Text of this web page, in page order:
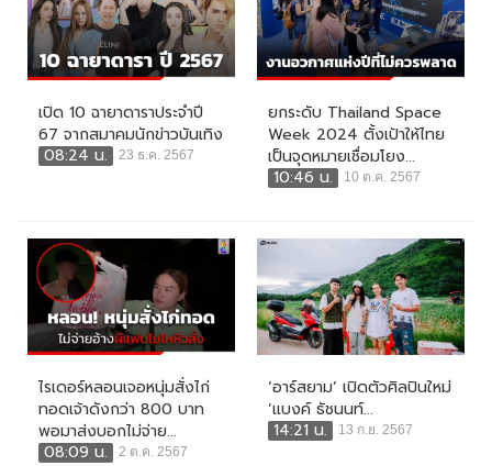
เปิด 10 ฉายาดาราประจำปี
67 จากสมาคมนักข่าวบันเทิง
08:24 น.
23 ธ.ค. 2567
ยกระดับ Thailand Space
Week 2024 ตั้งเป้าให้ไทย
เป็นจุดหมายเชื่อมโยง...
10:46 น.
10 ต.ค. 2567
ไรเดอร์หลอนเจอหนุ่มสั่งไก่
ทอดเจ้าดังกว่า 800 บาท
พอมาส่งบอกไม่จ่าย...
08:09 น.
2 ต.ค. 2567
‘อาร์สยาม’ เปิดตัวศิลปินใหม่
‘แบงค์ ธัชนนท์...
14:21 น.
13 ก.ย. 2567